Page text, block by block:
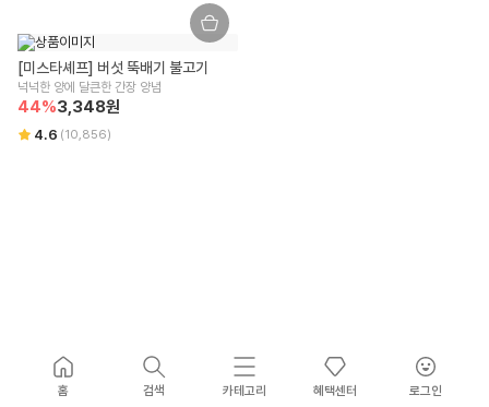
[미스타셰프] 버섯 뚝배기 불고기
넉넉한 양에 달큰한 간장 양념
44%3,348원
4.6 (10,856)
홈 검색 카테고리 혜택센터 로그인